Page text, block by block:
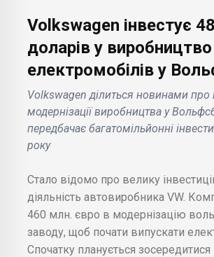
Volkswagen інвестує
доларів у виробництво
електромобілів у
Volkswagen ділиться новинами про
модернізації виробництва у
передбачає багатомільйонні
року
Стало відомо про велику
діяльність автовиробника VW.
460 млн. євро в модернізацію
заводу, щоб почати випускати
Спочатку планується зосередитися